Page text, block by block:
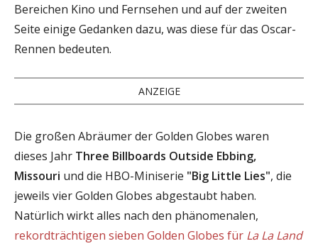
Bereichen Kino und Fernsehen und auf der zweiten
Seite einige Gedanken dazu, was diese für das Oscar-
Rennen bedeuten.
ANZEIGE
Die großen Abräumer der Golden Globes waren
dieses Jahr Three Billboards Outside Ebbing,
Missouri und die HBO-Miniserie "Big Little Lies", die
jeweils vier Golden Globes abgestaubt haben.
Natürlich wirkt alles nach den phänomenalen,
rekordträchtigen sieben Golden Globes für La La Land